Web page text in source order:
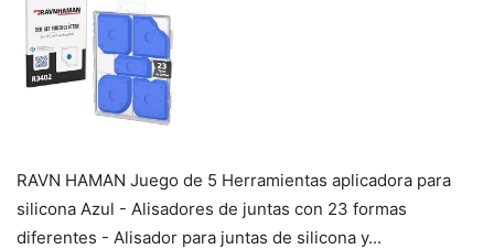
RAVN HAMAN Juego de 5 Herramientas aplicadora para
silicona Azul - Alisadores de juntas con 23 formas
diferentes - Alisador para juntas de silicona y...